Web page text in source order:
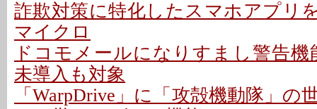
詐欺対策に特化したスマホアプリ
マイクロ
ドコモメールになりすまし警告機
未導入も対象
「WarpDrive」に「攻殻機動隊」の